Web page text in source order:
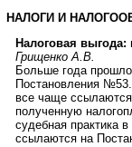
НАЛОГИ И
Налоговая выгода:
Грищенко А.В.
Больше года
Постановления
все чаще
полученную
судебная практика
ссылаются на